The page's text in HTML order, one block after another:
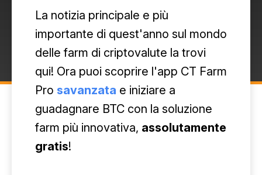
La notizia principale e più
importante di quest'anno sul mondo
delle farm di criptovalute la trovi
qui! Ora puoi scoprire l'app CT Farm
Pro savanzata e iniziare a
guadagnare BTC con la soluzione
farm più innovativa, assolutamente
gratis!